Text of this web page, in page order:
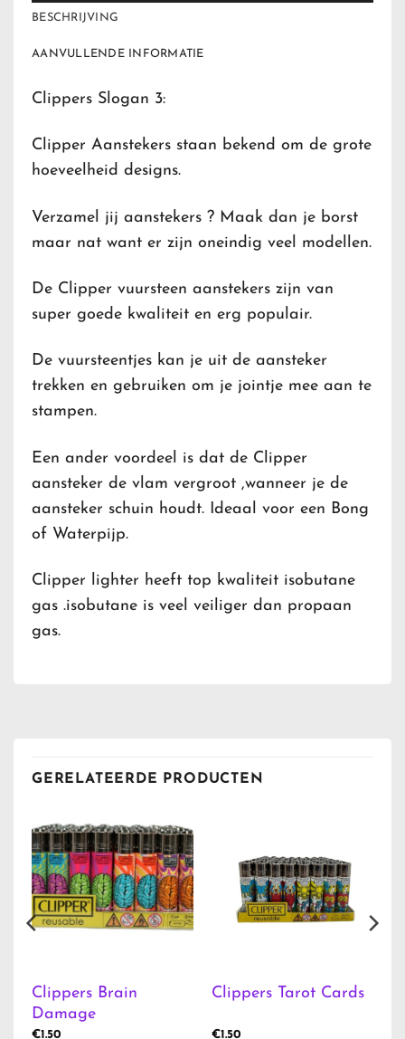
BESCHRIJVING
AANVULLENDE INFORMATIE
Clippers Slogan 3:
Clipper Aanstekers staan bekend om de grote
hoeveelheid designs.
Verzamel jij aanstekers ? Maak dan je borst
maar nat want er zijn oneindig veel modellen.
De Clipper vuursteen aanstekers zijn van
super goede kwaliteit en erg populair.
De vuursteentjes kan je uit de aansteker
trekken en gebruiken om je jointje mee aan te
stampen.
Een ander voordeel is dat de Clipper
aansteker de vlam vergroot ,wanneer je de
aansteker schuin houdt. Ideaal voor een Bong
of Waterpijp.
Clipper lighter heeft top kwaliteit isobutane
gas .isobutane is veel veiliger dan propaan
gas.
GERELATEERDE PRODUCTEN
Clippers Brain
Damage
€1.50
Clippers Tarot Cards
€1.50